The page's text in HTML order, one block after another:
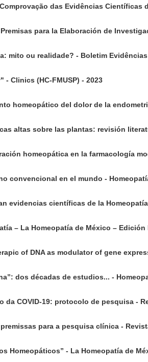
das Evidências Científicas
para la Elaboración de
mito ou realidade? - Boletim Evidências
Clinics (HC-FMUSP) - 2023
homeopático del dolor de la
altas sobre las plantas: revisión
homeopática en la farmacología
convencional en el mundo -
evidencias científicas de la
– La Homeopatía de México –
of DNA as modulator of gene
dos décadas de estudios... -
da COVID-19: protocolo de pesquisa -
para a pesquisa clínica -
Homeopáticos” - La Homeopatía de